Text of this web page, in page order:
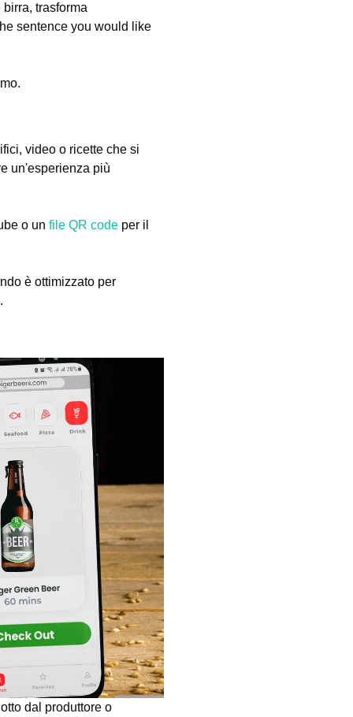
trasforma
sentence you would like
video o ricette che si
un'esperienza più
o un file QR code per il
è ottimizzato per
dal produttore o